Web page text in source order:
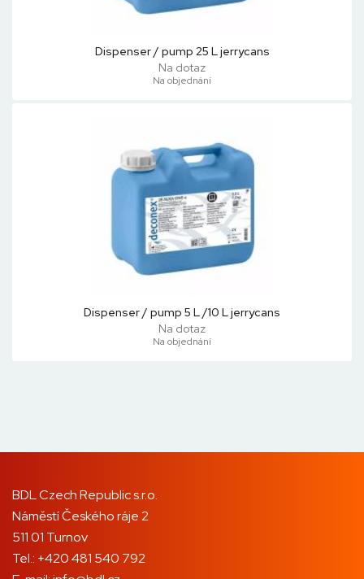
Dispenser / pump 25 L jerrycans
Na dotaz
Na objednání
Dispenser / pump 5 L /10 L jerrycans
Na dotaz
Na objednání
BDL Czech Republic s.r.o.
Náměstí Českého ráje 2
511 01 Turnov
Tel.: +420 481 540 792